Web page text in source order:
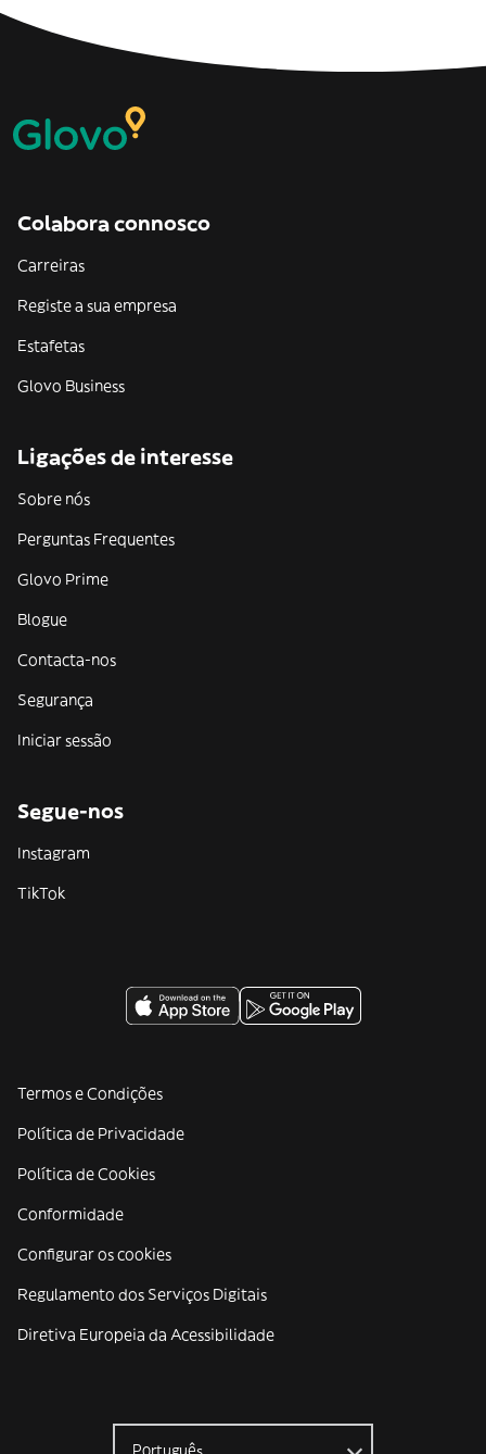
Colabora connosco
Carreiras
Registe a sua empresa
Estafetas
Glovo Business
Ligações de interesse
Sobre nós
Perguntas Frequentes
Glovo Prime
Blogue
Contacta-nos
Segurança
Iniciar sessão
Segue-nos
Instagram
TikTok
Termos e Condições
Política de Privacidade
Política de Cookies
Conformidade
Configurar os cookies
Regulamento dos Serviços Digitais
Diretiva Europeia da Acessibilidade